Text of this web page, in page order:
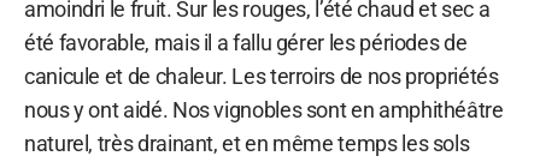
amoindri le fruit. Sur les rouges, l’été chaud et sec a
été favorable, mais il a fallu gérer les périodes de
canicule et de chaleur. Les terroirs de nos propriétés
nous y ont aidé. Nos vignobles sont en amphithéâtre
naturel, très drainant, et en même temps les sols